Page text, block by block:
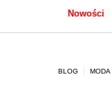
Nowości
BLOG MODA